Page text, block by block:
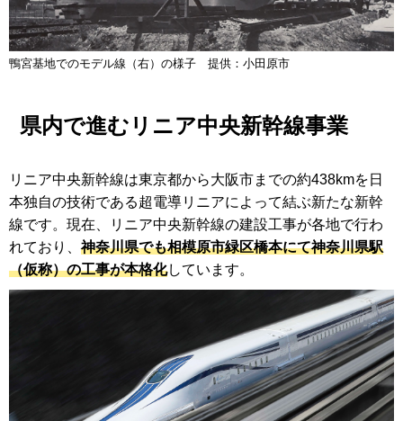
鴨宮基地でのモデル線（右）の様子 提供：小田原市
県内で進むリニア中央新幹線事業
リニア中央新幹線は東京都から大阪市までの約438kmを日
本独自の技術である超電導リニアによって結ぶ新たな新幹
線です。現在、リニア中央新幹線の建設工事が各地で行わ
れており、神奈川県でも相模原市緑区橋本にて神奈川県駅
（仮称）の工事が本格化しています。